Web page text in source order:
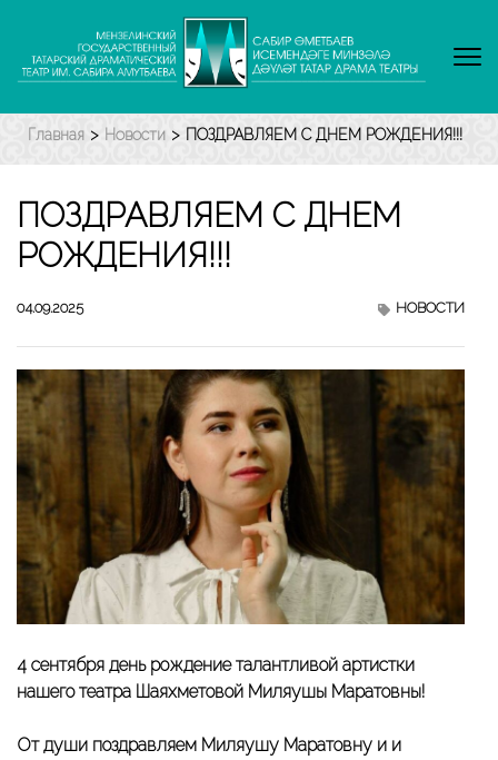
содержимому
Enter)
Главная > Новости > ПОЗДРАВЛЯЕМ С ДНЕМ РОЖДЕНИЯ!!!
ПОЗДРАВЛЯЕМ С ДНЕМ
РОЖДЕНИЯ!!!
04.09.2025 НОВОСТИ
4 сентября день рождение талантливой артистки
нашего театра Шаяхметовой Миляушы Маратовны!
От души поздравляем Миляушу Маратовну и и